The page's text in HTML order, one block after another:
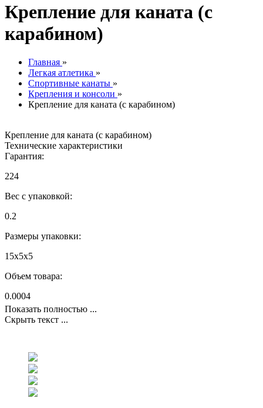
Крепление для каната (с
карабином)
Главная »
Легкая атлетика »
Спортивные канаты »
Крепления и консоли »
Крепление для каната (с карабином)
Крепление для каната (с карабином)
Технические характеристики
Гарантия:
224
Вес с упаковкой:
0.2
Размеры упаковки:
15x5x5
Объем товара:
0.0004
Показать полностью ...
Скрыть текст ...